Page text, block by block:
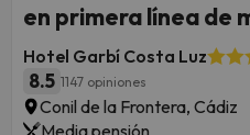
en primera línea de
Hotel Garbí Costa Luz
8.5 1147 opiniones
Conil de la Frontera, Cádiz